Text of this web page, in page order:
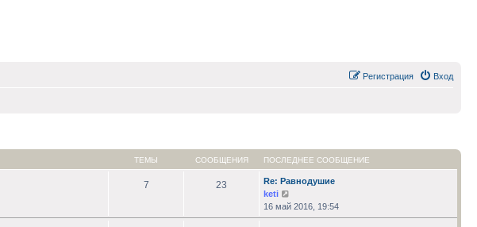
Вход
Регистрация
ТЕМЫ СООБЩЕНИЯ ПОСЛЕДНЕЕ СООБЩЕНИЕ
7 23
Re: Равнодушие
keti
к
последнему
16 май 2016, 19:54